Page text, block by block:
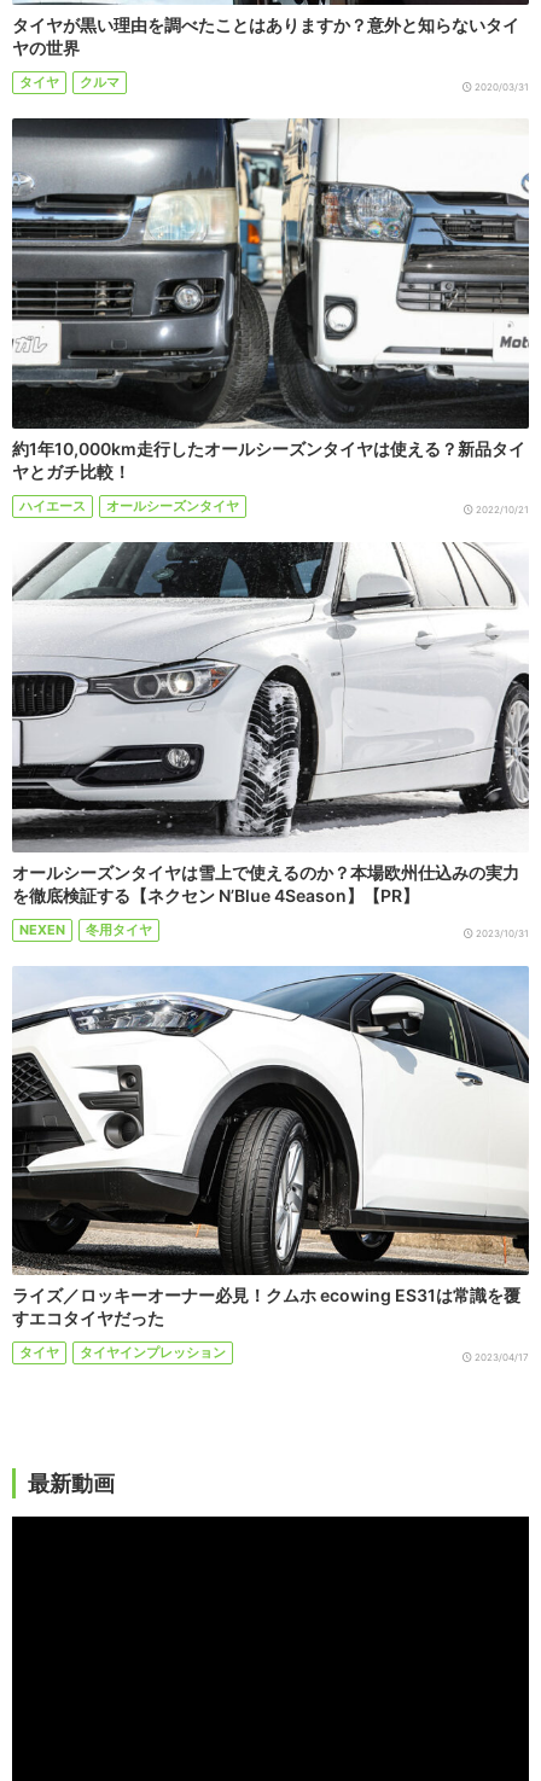
タイヤが黒い理由を調べたことはありますか？意外と知らないタイ
ヤの世界
タイヤ クルマ 2020/03/31
約1年10,000km走行したオールシーズンタイヤは使える？新品タイ
ヤとガチ比較！
ハイエース オールシーズンタイヤ 2022/10/21
オールシーズンタイヤは雪上で使えるのか？本場欧州仕込みの実力
を徹底検証する【ネクセン N’Blue 4Season】【PR】
NEXEN 冬用タイヤ 2023/10/31
ライズ／ロッキーオーナー必見！クムホ ecowing ES31は常識を覆
すエコタイヤだった
タイヤ タイヤインプレッション 2023/04/17
最新動画